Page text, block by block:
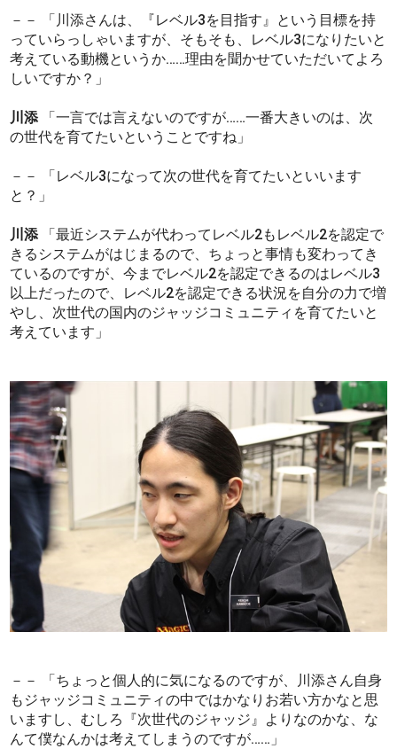
－－ 「川添さんは、『レベル3を目指す』という目標を持
っていらっしゃいますが、そもそも、レベル3になりたいと
考えている動機というか……理由を聞かせていただいてよろ
しいですか？」
川添 「一言では言えないのですが……一番大きいのは、次
の世代を育てたいということですね」
－－ 「レベル3になって次の世代を育てたいといいます
と？」
川添 「最近システムが代わってレベル2もレベル2を認定で
きるシステムがはじまるので、ちょっと事情も変わってき
ているのですが、今までレベル2を認定できるのはレベル3
以上だったので、レベル2を認定できる状況を自分の力で増
やし、次世代の国内のジャッジコミュニティを育てたいと
考えています」
－－ 「ちょっと個人的に気になるのですが、川添さん自身
もジャッジコミュニティの中ではかなりお若い方かなと思
いますし、むしろ『次世代のジャッジ』よりなのかな、な
んて僕なんかは考えてしまうのですが……」